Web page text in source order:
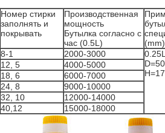
Номер стирки
заполнять и
покрывать
Производственная
мощность
Бутылка согласно с
час (0.5L)
(mm)
8-1 2000-3000
12, 5 4000-5000
18, 6 6000-7000
24, 8 9000-10000
32, 10 12000-14000
40,12 15000-18000